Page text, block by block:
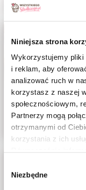
Niniejsza strona
Wykorzystujemy pliki
i reklam, aby
analizować ruch w
korzystasz z naszej
społecznościowym,
Partnerzy mogą
otrzymanymi od
korzystania z ich
Gdańsk (80-339)
informacji o
zgody
Niezbędne
Karmelowy sernik
z jabłkami